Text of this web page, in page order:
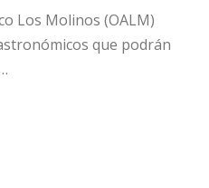
Los Molinos (OALM)
que podrán